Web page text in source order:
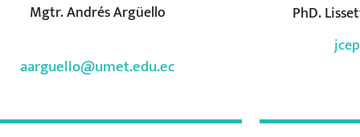
Mgtr. Andrés Argüello
aarguello@umet.edu.ec
PhD.